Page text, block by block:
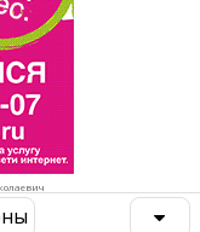
Экспертиза, Страхование
организации